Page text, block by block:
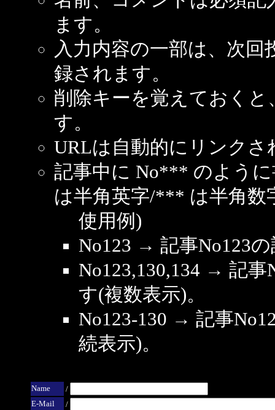
ます。
入力内容の一部は、次
録されます。
削除キーを覚えておく
す。
URLは自動的にリンクさ
記事中に No*** のよう
は半角英字/*** は半角数
使用例)
No123 → 記事No123
No123,130,134 → 記
す(複数表示)。
No123-130 → 記事
続表示)。
Name
/
E-Mail
/